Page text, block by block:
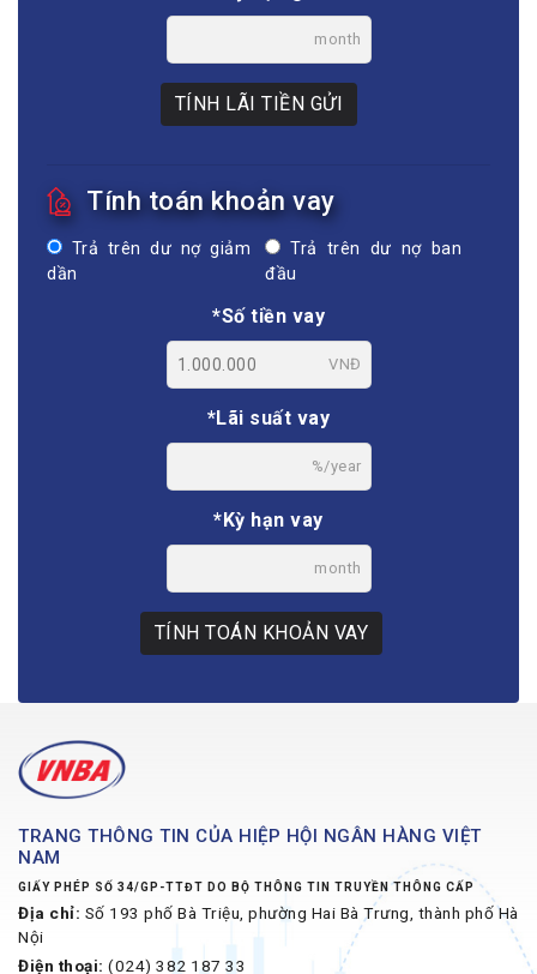
month
TÍNH LÃI TIỀN GỬI
Tính toán khoản vay
Trả trên dư nợ giảm
dần
Trả trên dư nợ ban
đầu
*Số tiền vay
VNĐ
*Lãi suất vay
%/year
*Kỳ hạn vay
month
TÍNH TOÁN KHOẢN VAY
TRANG THÔNG TIN CỦA HIỆP HỘI NGÂN HÀNG VIỆT
NAM
GIẤY PHÉP SỐ 34/GP-TTĐT DO BỘ THÔNG TIN TRUYỀN THÔNG CẤP
Địa chỉ: Số 193 phố Bà Triệu, phường Hai Bà Trưng, thành phố Hà
Nội
Điện thoại: (024) 382 187 33